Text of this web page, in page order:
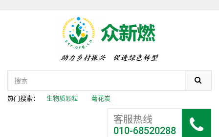
热门搜索： 生物质颗粒 菊花炭
客服热线
010-68520288